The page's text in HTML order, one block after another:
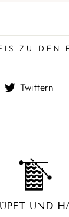
ZU DEN
Auf
Twittern
UND